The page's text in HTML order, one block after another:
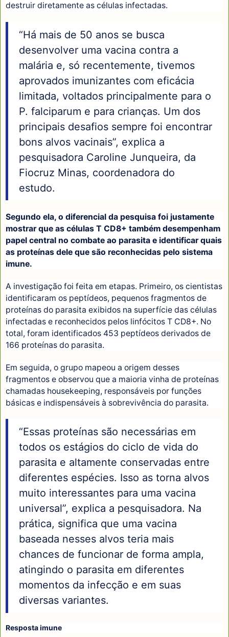
destruir diretamente as células infectadas.
“Há mais de 50 anos se busca
desenvolver uma vacina contra a
malária e, só recentemente, tivemos
aprovados imunizantes com eficácia
limitada, voltados principalmente para o
P. falciparum e para crianças. Um dos
principais desafios sempre foi encontrar
bons alvos vacinais”, explica a
pesquisadora Caroline Junqueira, da
Fiocruz Minas, coordenadora do
estudo.
Segundo ela, o diferencial da pesquisa foi justamente
mostrar que as células T CD8+ também desempenham
papel central no combate ao parasita e identificar quais
as proteínas dele que são reconhecidas pelo sistema
imune.
A investigação foi feita em etapas. Primeiro, os cientistas
identificaram os peptídeos, pequenos fragmentos de
proteínas do parasita exibidos na superfície das células
infectadas e reconhecidos pelos linfócitos T CD8+. No
total, foram identificados 453 peptídeos derivados de
166 proteínas do parasita.
Em seguida, o grupo mapeou a origem desses
fragmentos e observou que a maioria vinha de proteínas
chamadas housekeeping, responsáveis por funções
básicas e indispensáveis à sobrevivência do parasita.
“Essas proteínas são necessárias em
todos os estágios do ciclo de vida do
parasita e altamente conservadas entre
diferentes espécies. Isso as torna alvos
muito interessantes para uma vacina
universal”, explica a pesquisadora. Na
prática, significa que uma vacina
baseada nesses alvos teria mais
chances de funcionar de forma ampla,
atingindo o parasita em diferentes
momentos da infecção e em suas
diversas variantes.
Resposta imune